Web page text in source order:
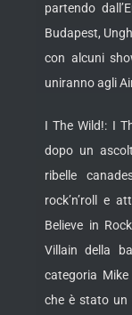
partendo
Budapest,
con alcuni
uniranno agli
I The Wild!: I
dopo un
ribelle
rock’n’roll e
Believe in
Villain della
categoria
che è stato un